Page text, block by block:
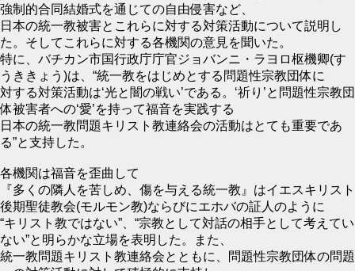
強制的合同結婚式を通じての自由侵害など、
日本の統一教被害とこれらに対する対策活動について説明し
た。そしてこれらに対する各機関の意見を聞いた。
特に、バチカン市国行政庁庁官ジョバンニ・ラヨロ枢機卿(す
うききょう)は、“統一教をはじめとする問題性宗教団体に
対する対策活動は‘光と闇の戦い’である。‘祈り’と問題性宗教団
体被害者への‘愛’を持って福音を実践する
日本の統一教問題キリスト教連絡会の活動はとても重要であ
る”と支持した。
各機関は福音を歪曲して
『多くの隣人を苦しめ、傷を与える統一教』はイエスキリスト
後期聖徒教会(モルモン教)ならびにエホバの証人のように
“キリスト教ではない”、“宗教として対話の相手として考えてい
ない”と明らかな立場を表明した。また、
統一教問題キリスト教連絡会とともに、問題性宗教団体の問題